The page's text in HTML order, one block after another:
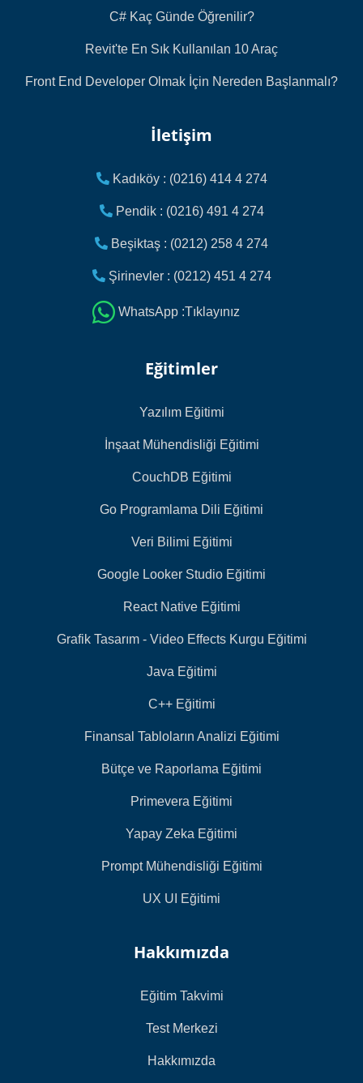
C# Kaç Günde Öğrenilir?
Revit'te En Sık Kullanılan 10 Araç
Front End Developer Olmak İçin Nereden Başlanmalı?
İletişim
Kadıköy : (0216) 414 4 274
Pendik : (0216) 491 4 274
Beşiktaş : (0212) 258 4 274
Şirinevler : (0212) 451 4 274
WhatsApp :Tıklayınız
Eğitimler
Yazılım Eğitimi
İnşaat Mühendisliği Eğitimi
CouchDB Eğitimi
Go Programlama Dili Eğitimi
Veri Bilimi Eğitimi
Google Looker Studio Eğitimi
React Native Eğitimi
Grafik Tasarım - Video Effects Kurgu Eğitimi
Java Eğitimi
C++ Eğitimi
Finansal Tabloların Analizi Eğitimi
Bütçe ve Raporlama Eğitimi
Primevera Eğitimi
Yapay Zeka Eğitimi
Prompt Mühendisliği Eğitimi
UX UI Eğitimi
Hakkımızda
Eğitim Takvimi
Test Merkezi
Hakkımızda